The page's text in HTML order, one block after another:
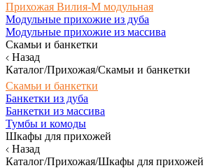
Прихожая Вилия-М модульная
Модульные прихожие из дуба
Модульные прихожие из массива
Скамьи и банкетки
Назад
Каталог/Прихожая/Скамьи и банкетки
Скамьи и банкетки
Банкетки из дуба
Банкетки из массива
Тумбы и комоды
Шкафы для прихожей
Назад
Каталог/Прихожая/Шкафы для прихожей